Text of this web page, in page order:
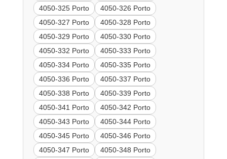
4050-325 Porto
4050-326 Porto
4050-327 Porto
4050-328 Porto
4050-329 Porto
4050-330 Porto
4050-332 Porto
4050-333 Porto
4050-334 Porto
4050-335 Porto
4050-336 Porto
4050-337 Porto
4050-338 Porto
4050-339 Porto
4050-341 Porto
4050-342 Porto
4050-343 Porto
4050-344 Porto
4050-345 Porto
4050-346 Porto
4050-347 Porto
4050-348 Porto